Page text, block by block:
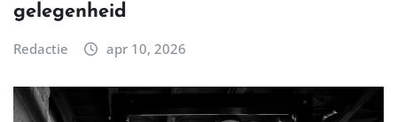
gelegenheid
Redactie apr 10, 2026